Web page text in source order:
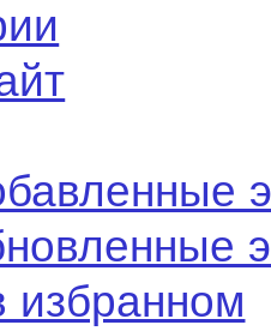
избранном